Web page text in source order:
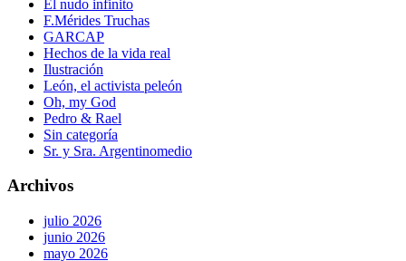
El nudo infinito
F.Mérides Truchas
GARCAP
Hechos de la vida real
Ilustración
León, el activista peleón
Oh, my God
Pedro & Rael
Sin categoría
Sr. y Sra. Argentinomedio
Archivos
julio 2026
junio 2026
mayo 2026